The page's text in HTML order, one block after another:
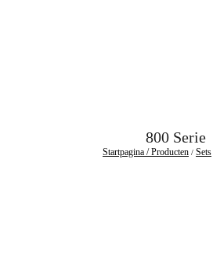
800 Serie
Startpagina /Producten / Sets